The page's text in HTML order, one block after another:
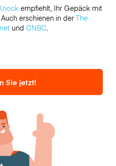
empfiehlt, Ihr Gepäck mit
erschienen in der The
und CNBC.
Sie jetzt!